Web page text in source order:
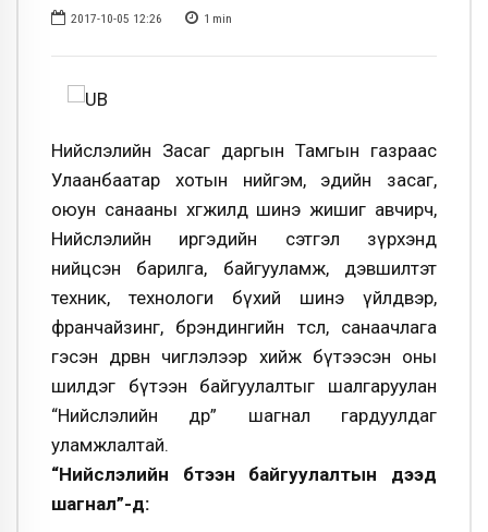
2017-10-05 12:26 1 min
Нийслэлийн Засаг даргын Тамгын газраас
Улаанбаатар хотын нийгэм, эдийн засаг,
оюун санааны хөгжилд шинэ жишиг авчирч,
Нийслэлийн иргэдийн сэтгэл зүрхэнд
нийцсэн барилга, байгууламж, дэвшилтэт
техник, технологи бүхий шинэ үйлдвэр,
франчайзинг, брэндингийн төсөл, санаачлага
гэсэн дөрвөн чиглэлээр хийж бүтээсэн оны
шилдэг бүтээн байгуулалтыг шалгаруулан
“Нийслэлийн өдөр” шагнал гардуулдаг
уламжлалтай.
“Нийслэлийн бүтээн байгуулалтын дээд
шагнал”-д: